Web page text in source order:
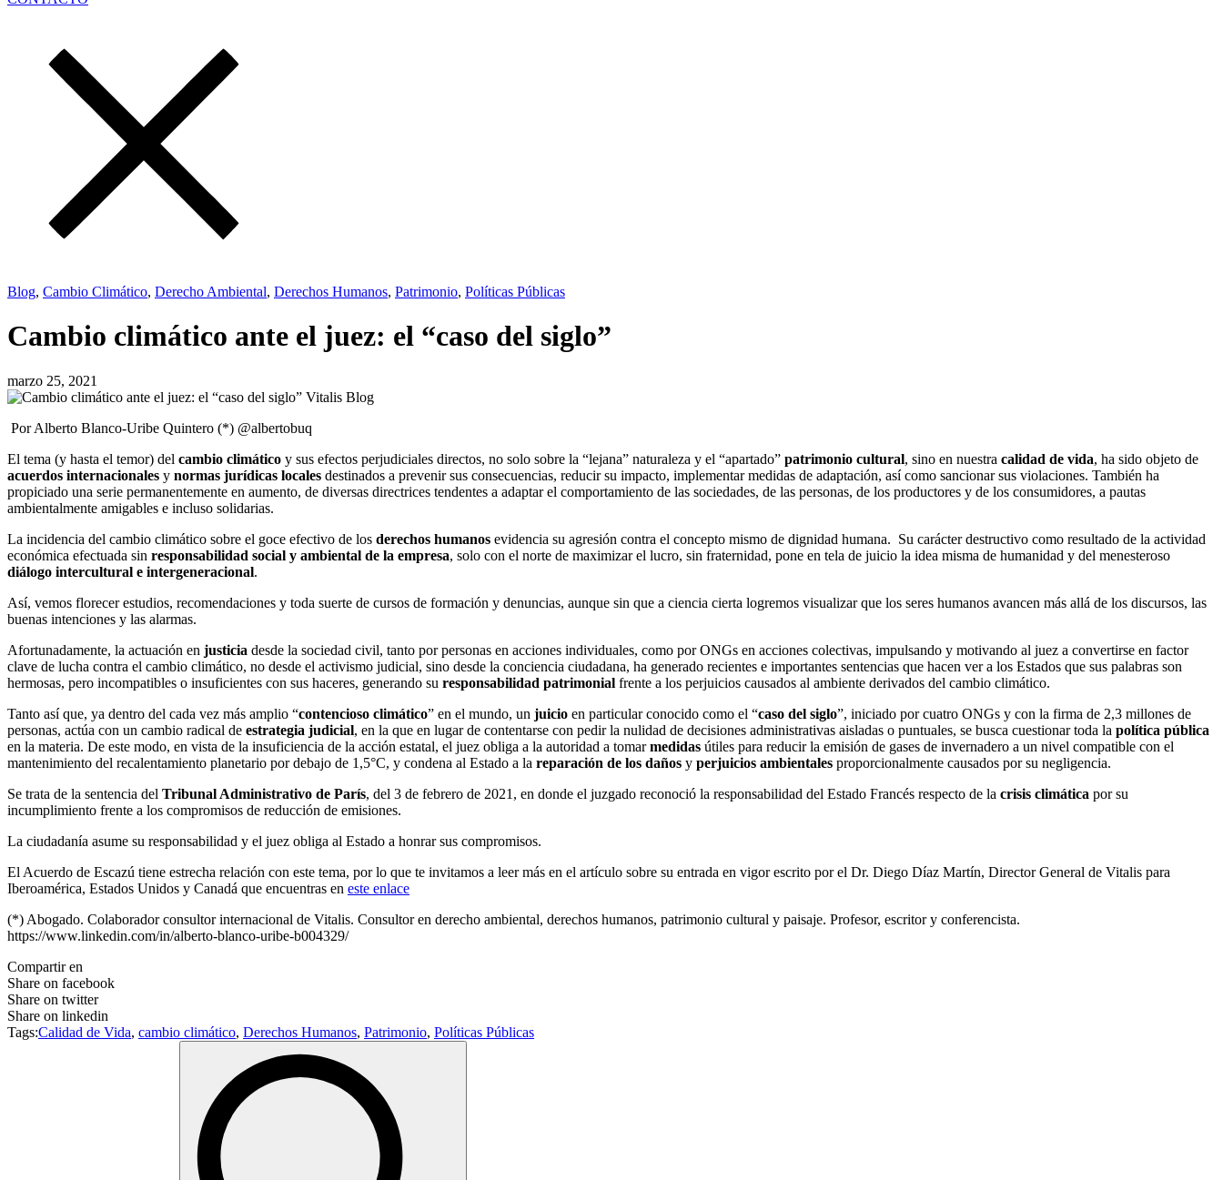
Blog, Cambio Climático, Derecho Ambiental, Derechos Humanos, Patrimonio, Políticas Públicas
Cambio climático ante el juez: el “caso del siglo”
marzo 25, 2021
Por Alberto Blanco-Uribe Quintero (*) @albertobuq
El tema (y hasta el temor) del cambio climático y sus efectos perjudiciales directos, no solo sobre la “lejana” naturaleza y el “apartado” patrimonio cultural, sino en nuestra calidad de vida, ha sido objeto de
acuerdos internacionales y normas jurídicas locales destinados a prevenir sus consecuencias, reducir su impacto, implementar medidas de adaptación, así como sancionar sus violaciones. También ha
propiciado una serie permanentemente en aumento, de diversas directrices tendentes a adaptar el comportamiento de las sociedades, de las personas, de los productores y de los consumidores, a pautas
ambientalmente amigables e incluso solidarias.
La incidencia del cambio climático sobre el goce efectivo de los derechos humanos evidencia su agresión contra el concepto mismo de dignidad humana. Su carácter destructivo como resultado de la actividad
económica efectuada sin responsabilidad social y ambiental de la empresa, solo con el norte de maximizar el lucro, sin fraternidad, pone en tela de juicio la idea misma de humanidad y del menesteroso
diálogo intercultural e intergeneracional.
Así, vemos florecer estudios, recomendaciones y toda suerte de cursos de formación y denuncias, aunque sin que a ciencia cierta logremos visualizar que los seres humanos avancen más allá de los discursos, las
buenas intenciones y las alarmas.
Afortunadamente, la actuación en justicia desde la sociedad civil, tanto por personas en acciones individuales, como por ONGs en acciones colectivas, impulsando y motivando al juez a convertirse en factor
clave de lucha contra el cambio climático, no desde el activismo judicial, sino desde la conciencia ciudadana, ha generado recientes e importantes sentencias que hacen ver a los Estados que sus palabras son
hermosas, pero incompatibles o insuficientes con sus haceres, generando su responsabilidad patrimonial frente a los perjuicios causados al ambiente derivados del cambio climático.
Tanto así que, ya dentro del cada vez más amplio “contencioso climático” en el mundo, un juicio en particular conocido como el “caso del siglo”, iniciado por cuatro ONGs y con la firma de 2,3 millones de
personas, actúa con un cambio radical de estrategia judicial, en la que en lugar de contentarse con pedir la nulidad de decisiones administrativas aisladas o puntuales, se busca cuestionar toda la política pública
en la materia. De este modo, en vista de la insuficiencia de la acción estatal, el juez obliga a la autoridad a tomarmedidas útiles para reducir la emisión de gases de invernadero a un nivel compatible con el
mantenimiento del recalentamiento planetario por debajo de 1,5°C, y condena al Estado a la reparación de los daños y perjuicios ambientales proporcionalmente causados por su negligencia.
Se trata de la sentencia del Tribunal Administrativo de París, del 3 de febrero de 2021, en donde el juzgado reconoció la responsabilidad del Estado Francés respecto de la crisis climática por su
incumplimiento frente a los compromisos de reducción de emisiones.
La ciudadanía asume su responsabilidad y el juez obliga al Estado a honrar sus compromisos.
El Acuerdo de Escazú tiene estrecha relación con este tema, por lo que te invitamos a leer más en el artículo sobre su entrada en vigor escrito por el Dr. Diego Díaz Martín, Director General de Vitalis para
Iberoamérica, Estados Unidos y Canadá que encuentras en este enlace
(*) Abogado. Colaborador consultor internacional de Vitalis. Consultor en derecho ambiental, derechos humanos, patrimonio cultural y paisaje. Profesor, escritor y conferencista.
https://www.linkedin.com/in/alberto-blanco-uribe-b004329/
Compartir en
Share on facebook
Share on twitter
Share on linkedin
Tags:Calidad de Vida, cambio climático, Derechos Humanos, Patrimonio, Políticas Públicas